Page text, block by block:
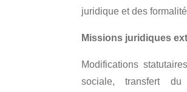
juridique et des
Missions juridiques
Modifications
sociale, transfert